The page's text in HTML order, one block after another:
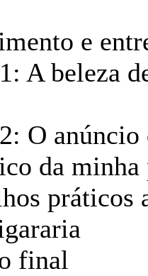
e
A beleza
O
da minha
final